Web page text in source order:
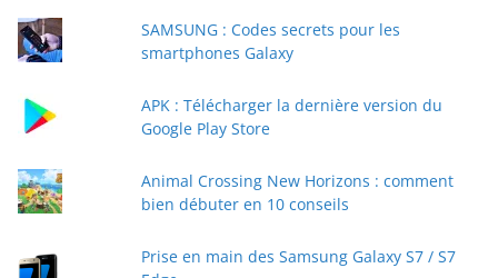
e
a
SAMSUNG : Codes secrets pour les
smartphones Galaxy
APK : Télécharger la dernière version du
Google Play Store
Animal Crossing New Horizons : comment
bien débuter en 10 conseils
Prise en main des Samsung Galaxy S7 / S7